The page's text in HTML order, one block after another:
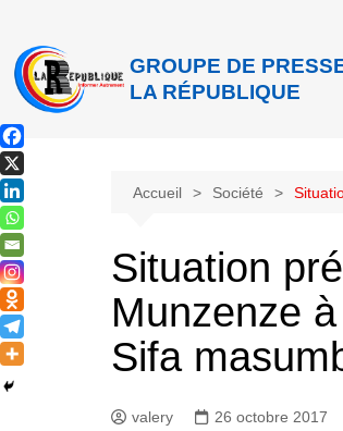
GROUPE DE
LA RÉPUBLIQUE
Accueil Société
Situation
Munzenze
Sifa
valery 26 octobre 2017